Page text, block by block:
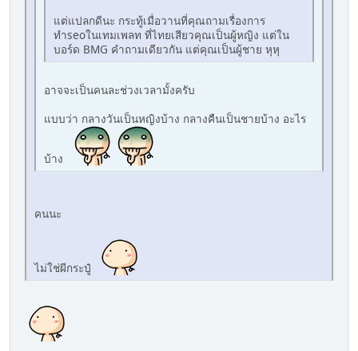
แต่แปลกดีนะ กระทู้เมื่อวานที่คุณถามเรื่องการ
ทำseoในเทมเพลท ที่ไทยเสียวคุณเป็นผู้หญิง แต่ใน
บอร์ด BMG คำถามเดียวกัน แต่คุณเป็นผู้ชาย หุหุ
อาจจะเป็นคนละช่วงเวลามั้งครับ
แบบว่า กลางวันเป็นหญิงบ้าง กลางคืนเป็นชายบ้าง อะไร
บ้าง
คนนะ
ไม่ใช่ผีกระปู๋